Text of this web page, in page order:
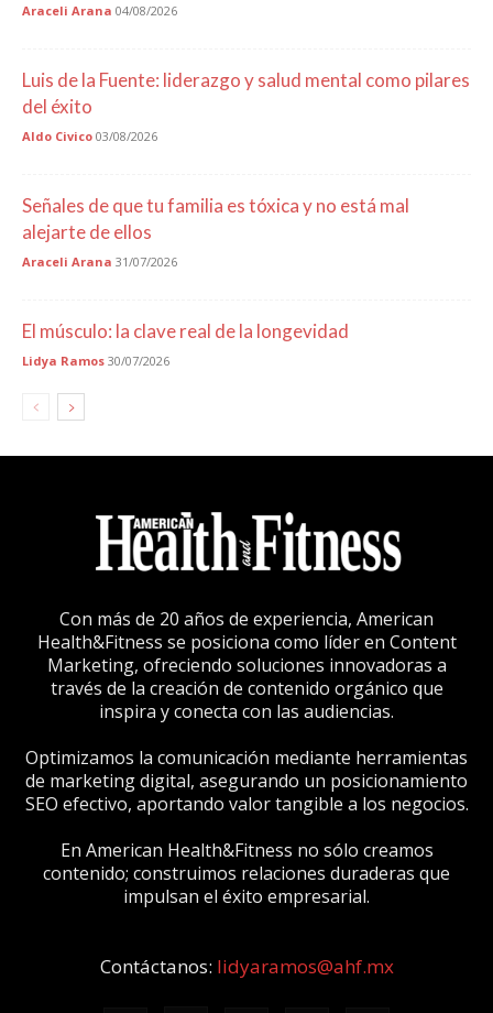
Araceli Arana 04/08/2026
Luis de la Fuente: liderazgo y salud mental como pilares
del éxito
Aldo Civico 03/08/2026
Señales de que tu familia es tóxica y no está mal
alejarte de ellos
Araceli Arana 31/07/2026
El músculo: la clave real de la longevidad
Lidya Ramos 30/07/2026
Con más de 20 años de experiencia, American
Health&Fitness se posiciona como líder en Content
Marketing, ofreciendo soluciones innovadoras a
través de la creación de contenido orgánico que
inspira y conecta con las audiencias.
Optimizamos la comunicación mediante herramientas
de marketing digital, asegurando un posicionamiento
SEO efectivo, aportando valor tangible a los negocios.
En American Health&Fitness no sólo creamos
contenido; construimos relaciones duraderas que
impulsan el éxito empresarial.
Contáctanos: lidyaramos@ahf.mx